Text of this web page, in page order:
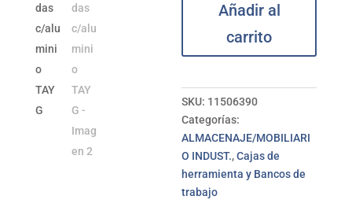
c/aluminioAñadir al
carrito
SKU: 11506390
Categorías:
ALMACENAJE/MOBILIARI
O INDUST.,Cajas de
herramienta y Bancos de
trabajo